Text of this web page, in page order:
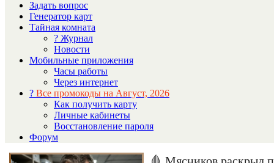
Задать вопрос
Генератор карт
Тайная комната
? Журнал
Новости
Мобильные приложения
Часы работы
Через интернет
? Все промокоды на Август, 2026
Как получить карту
Личные кабинеты
Восстановление пароля
Форум